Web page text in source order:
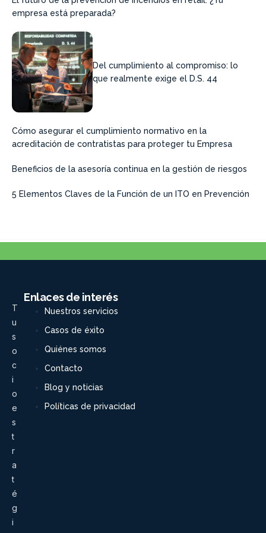
empresa está preparada?
Del cumplimiento al compromiso: lo
que realmente exige el D.S. 44
Cómo asegurar el cumplimiento normativo en la
acreditación de contratistas para proteger tu Empresa
Beneficios de la asesoría continua en la gestión de riesgos
5 Elementos Claves de la Función de un ITO en Prevención
T
u
s
o
c
i
o
e
s
t
r
a
t
é
g
i
Enlaces de interés
Nuestros servicios
Casos de éxito
Quiénes somos
Contacto
Blog y noticias
Políticas de privacidad